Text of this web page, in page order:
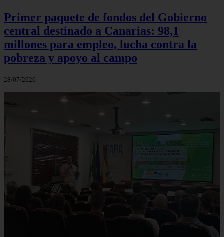
Primer paquete de fondos del Gobierno
central destinado a Canarias: 98,1
millones para empleo, lucha contra la
pobreza y apoyo al campo
28/07/2026